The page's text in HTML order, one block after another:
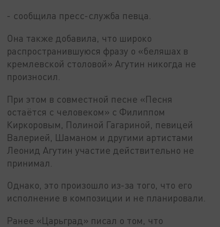
- сообщила пресс-служба певца.
Она также добавила, что широко
распространившуюся фразу о «беляшах в
кремлевской столовой» Агутин никогда не
произносил.
При этом в совместной песне «Песня
остаëтся с человеком» с Филиппом
Киркоровым, Полиной Гагариной, певицей
Валерией, Шаманом и другими артистами
Леонид Агутин участие действительно не
принимал.
Однако, это произошло из-за того, что его
исполнение в композиции и не планировали.
Ранее «Царьград» писал о том, что